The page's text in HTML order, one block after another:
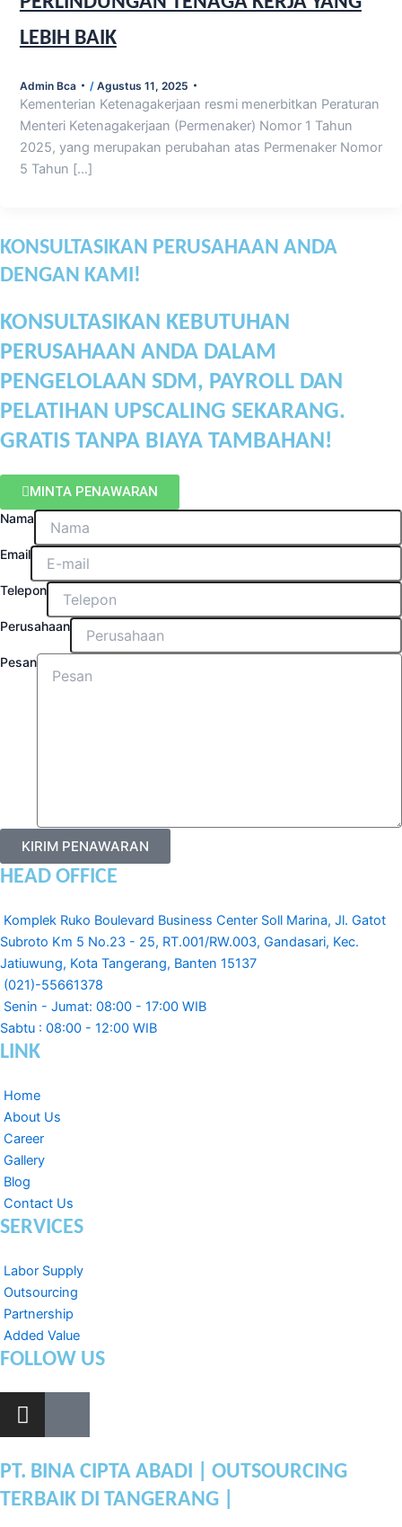
LEBIH BAIK
Admin Bca / Agustus 11, 2025
Kementerian Ketenagakerjaan resmi menerbitkan Peraturan
Menteri Ketenagakerjaan (Permenaker) Nomor 1 Tahun
2025, yang merupakan perubahan atas Permenaker Nomor
5 Tahun […]
KONSULTASIKAN PERUSAHAAN ANDA
DENGAN KAMI!
KONSULTASIKAN KEBUTUHAN
PERUSAHAAN ANDA DALAM
PENGELOLAAN SDM, PAYROLL DAN
PELATIHAN UPSCALING SEKARANG.
GRATIS TANPA BIAYA TAMBAHAN!
MINTA PENAWARAN
Nama
Email
Telepon
Perusahaan
Pesan
KIRIM PENAWARAN
HEAD OFFICE
Komplek Ruko Boulevard Business Center Soll Marina, Jl. Gatot
Subroto Km 5 No.23 - 25, RT.001/RW.003, Gandasari, Kec.
Jatiuwung, Kota Tangerang, Banten 15137
(021)-55661378
Senin - Jumat: 08:00 - 17:00 WIB
Sabtu : 08:00 - 12:00 WIB
LINK
Home
About Us
Career
Gallery
Blog
Contact Us
SERVICES
Labor Supply
Outsourcing
Partnership
Added Value
FOLLOW US
I
n
t
a
g
k
e
d
PT. BINA CIPTA ABADI | OUTSOURCING
TERBAIK DI TANGERANG |